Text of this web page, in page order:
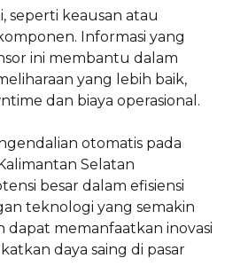
seperti keausan atau
Informasi yang
ini membantu dalam
yang lebih baik,
dan biaya operasional.
otomatis pada
Selatan
besar dalam efisiensi
teknologi yang semakin
dapat memanfaatkan inovasi
daya saing di pasar